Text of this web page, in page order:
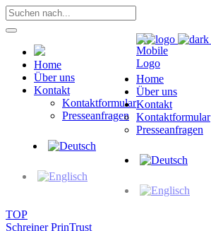
Home
Über uns
Kontakt
Kontaktformular
Presseanfragen
Home
Über uns
Kontakt
Kontaktformular
Presseanfragen
TOP
Schreiner PrinTrust